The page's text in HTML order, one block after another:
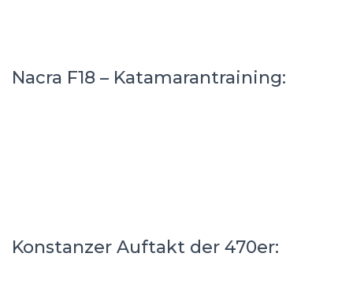
Nacra F18 – Katamarantraining:
Konstanzer Auftakt der 470er: